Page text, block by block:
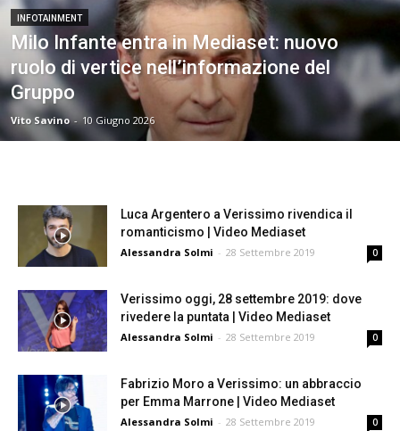
INFOTAINMENT
Milo Infante entra in Mediaset: nuovo
ruolo di vertice nell’informazione del
Gruppo
Vito Savino - 10 Giugno 2026
Luca Argentero a Verissimo rivendica il
romanticismo | Video Mediaset
Alessandra Solmi - 28 Settembre 2019 0
Verissimo oggi, 28 settembre 2019: dove
rivedere la puntata | Video Mediaset
Alessandra Solmi - 28 Settembre 2019 0
Fabrizio Moro a Verissimo: un abbraccio
per Emma Marrone | Video Mediaset
Alessandra Solmi - 28 Settembre 2019 0